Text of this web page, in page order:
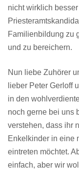
nicht wirklich
Familienbildung zu
und zu bereichern.
Nun liebe Zuhörer
lieber Peter Gerloff
in den
noch gerne bei uns
verstehen, dass ihr
Enkelkinder in eine
eintreten möchtet.
einfach, aber wir